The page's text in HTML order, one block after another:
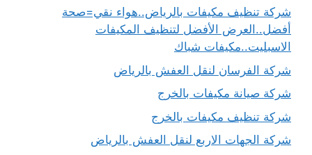
شركة تنظيف مكيفات بالرياض..هواء نقي=صحة
أفضل..العرض الأفضل لتنظيف المكيفات
الاسبليت..مكيفات شباك
شركة الفرسان لنقل العفش بالرياض
شركة صيانة مكيفات بالخرج
شركة تنظيف مكيفات بالخرج
شركة الجهات الاربع لنقل العفش بالرياض